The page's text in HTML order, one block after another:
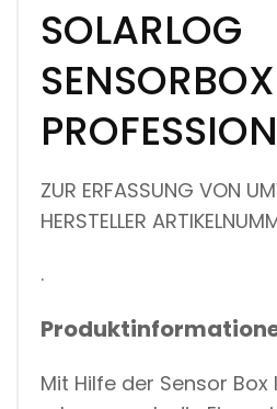
SOLARLOG
SENSORBOX
ZUR ERFASSUNG VON
HERSTELLER
.
Mit Hilfe der Sensor